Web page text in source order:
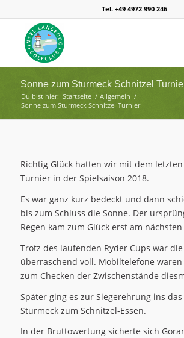
Tel. +49 4972 990 246
Sonne zum Sturmeck Schnitzel
Du bist hier: Startseite / Allgemein /
Sonne zum Sturmeck Schnitzel Turnier
Richtig Glück hatten wir mit dem
Turnier in der Spielsaison 2018.
Es war ganz kurz bedeckt und dann
bis zum Schluss die Sonne. Der
Regen kam zum Glück erst am nächsten
Trotz des laufenden Ryder Cups war
überraschend voll. Mobiltelefone waren
zum Checken der Zwischenstände
Später ging es zur Siegerehrung ins
Sturmeck zum Schnitzel-Essen.
In der Bruttowertung sicherte sich